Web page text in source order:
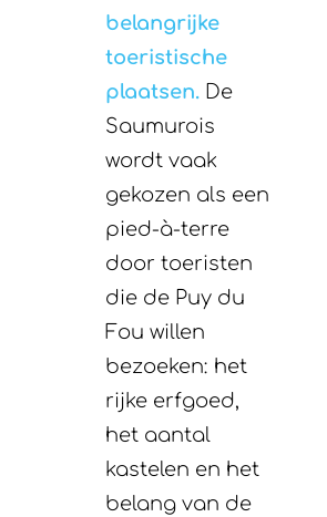
belangrijke
toeristische
plaatsen. De
Saumurois
wordt vaak
gekozen als een
pied-à-terre
door toeristen
die de Puy du
Fou willen
bezoeken: het
rijke erfgoed,
het aantal
kastelen en het
belang van de